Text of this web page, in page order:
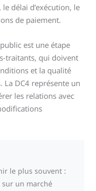
délai d’exécution, le
de paiement.
est une étape
traitants, qui doivent
et la qualité
La DC4 représente un
les relations avec
le plus souvent :
un marché